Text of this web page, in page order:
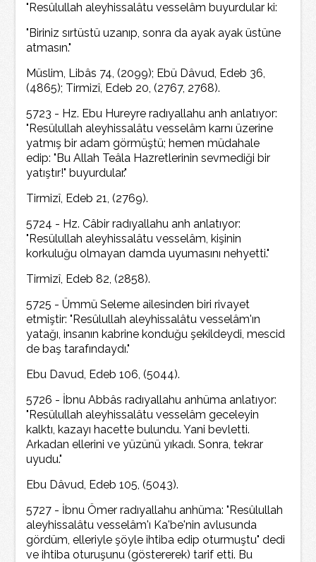
"Resûlullah aleyhissalâtu vesselâm buyurdular ki:
"Biriniz sırtüstü uzanıp, sonra da ayak ayak üstüne
atmasın."
Müslim, Libâs 74, (2099); Ebü Dâvud, Edeb 36,
(4865); Tirmizî, Edeb 20, (2767, 2768).
5723 - Hz. Ebu Hureyre radıyallahu anh anlatıyor:
"Resülullah aleyhissalâtu vesselâm karnı üzerine
yatmış bir adam görmüştü; hemen müdahale
edip: "Bu Allah Teâla Hazretlerinin sevmediği bir
yatıştır!" buyurdular."
Tirmizî, Edeb 21, (2769).
5724 - Hz. Câbir radıyallahu anh anlatıyor:
"Resülullah aleyhissalâtu vesselâm, kişinin
korkuluğu olmayan damda uyumasını nehyetti."
Tirmizî, Edeb 82, (2858).
5725 - Ümmü Seleme ailesinden biri rivayet
etmiştir: "Resûlullah aleyhissalâtu vesselâm'ın
yatağı, insanın kabrine konduğu şekildeydi, mescid
de baş tarafındaydı."
Ebu Davud, Edeb 106, (5044).
5726 - İbnu Abbâs radıyallahu anhüma anlatıyor:
"Resülullah aleyhissalâtu vesselâm geceleyin
kalktı, kazayı hacette bulundu. Yani bevletti.
Arkadan ellerini ve yüzünü yıkadı. Sonra, tekrar
uyudu."
Ebu Dâvud, Edeb 105, (5043).
5727 - İbnu Ömer radıyallahu anhüma: "Resûlullah
aleyhissalâtu vesselâm'ı Ka'be'nin avlusunda
gördüm, elleriyle şöyle ihtiba edip oturmuştu" dedi
ve ihtiba oturuşunu (göstererek) tarif etti. Bu